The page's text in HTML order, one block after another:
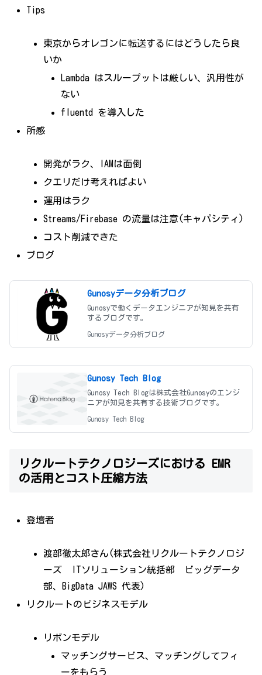
Tips
東京からオレゴンに転送するにはどうしたら良
いか
Lambda はスループットは厳しい、汎用性が
ない
fluentd を導入した
所感
開発がラク、IAMは面倒
クエリだけ考えればよい
運用はラク
Streams/Firebase の流量は注意(キャパシティ)
コスト削減できた
ブログ
Gunosyデータ分析ブログ
Gunosyで働くデータエンジニアが知見を共有
するブログです。
Gunosyデータ分析ブログ
Gunosy Tech Blog
Gunosy Tech Blogは株式会社Gunosyのエンジ
ニアが知見を共有する技術ブログです。
Gunosy Tech Blog
リクルートテクノロジーズにおける EMR
の活用とコスト圧縮方法
登壇者
渡部徹太郎さん(株式会社リクルートテクノロジ
ーズ ITソリューション統括部 ビッグデータ
部、BigData JAWS 代表)
リクルートのビジネスモデル
リボンモデル
マッチングサービス、マッチングしてフィ
ーをもらう